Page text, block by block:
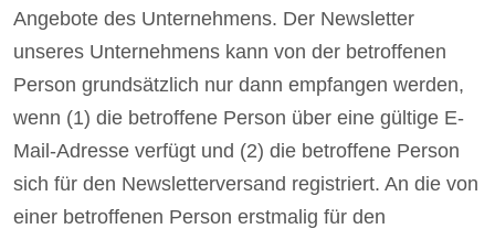
Angebote des Unternehmens. Der Newsletter
unseres Unternehmens kann von der betroffenen
Person grundsätzlich nur dann empfangen werden,
wenn (1) die betroffene Person über eine gültige E-
Mail-Adresse verfügt und (2) die betroffene Person
sich für den Newsletterversand registriert. An die von
einer betroffenen Person erstmalig für den